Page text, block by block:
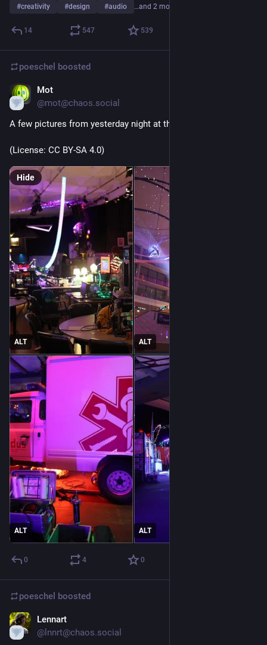
#creativity #design #audio …and 2 more
14 547 539
poeschel boosted
Mot
@mot@chaos.social
A few pictures from yesterday night at the
(License: CC BY-SA 4.0)
ALT ALT
ALT ALT
Hide
0 4 0
poeschel boosted
Lennart
@lnnrt@chaos.social